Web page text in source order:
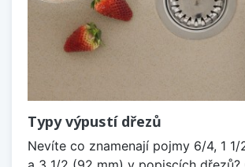
Typy výpustí dřezů
Nevíte co znamenají pojmy 6/4, 1 1/